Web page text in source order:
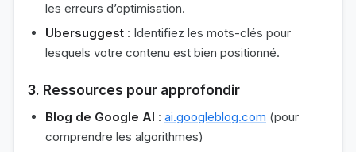
les erreurs d’optimisation.
Ubersuggest : Identifiez les mots-clés pour
lesquels votre contenu est bien positionné.
3. Ressources pour approfondir
Blog de Google AI : ai.googleblog.com (pour
comprendre les algorithmes)